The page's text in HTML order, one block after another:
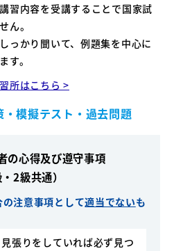
習内容を受講することで国家試
ん。
っかり聞いて、例題集を中心に
す。
所はこちら >
模擬テスト・過去問題
の心得及び遵守事項
・2級共通）
注意事項として適当でないも
張りをしていれば必ず見つ